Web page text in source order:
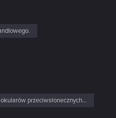
przeciwsłonecznych...